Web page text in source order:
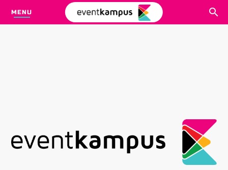
MENU